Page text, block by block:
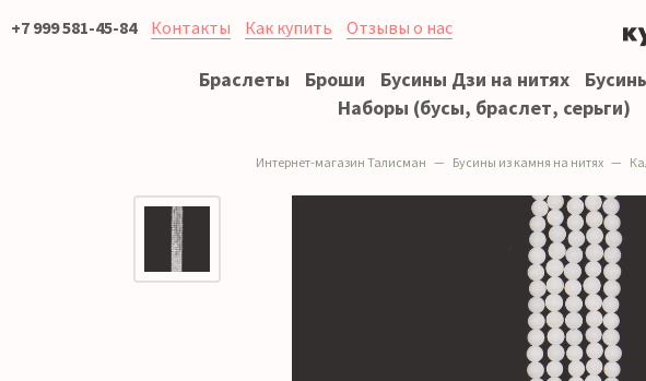
+7 999 581-45-84 Контакты Как купить Отзывы о нас
Браслеты Броши Бусины Дзи на нитях
Наборы (бусы, браслет, серьги)
Интернет-магазин Талисман Бусины из камня на нитях